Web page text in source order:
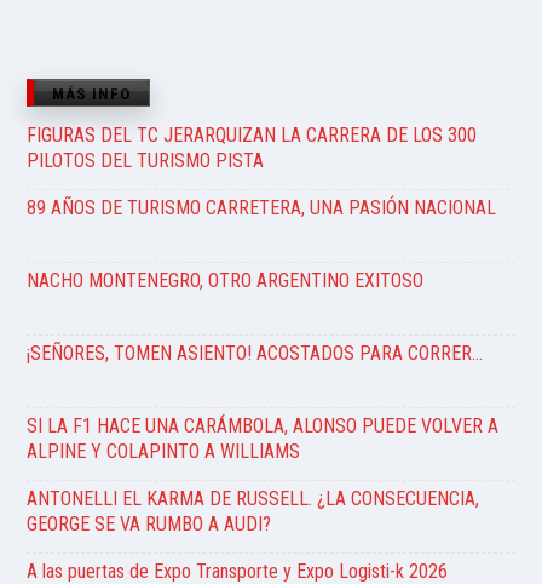
MÁS INFO
FIGURAS DEL TC JERARQUIZAN LA CARRERA DE LOS 300
PILOTOS DEL TURISMO PISTA
89 AÑOS DE TURISMO CARRETERA, UNA PASIÓN NACIONAL
NACHO MONTENEGRO, OTRO ARGENTINO EXITOSO
¡SEÑORES, TOMEN ASIENTO! ACOSTADOS PARA CORRER…
SI LA F1 HACE UNA CARÁMBOLA, ALONSO PUEDE VOLVER A
ALPINE Y COLAPINTO A WILLIAMS
ANTONELLI EL KARMA DE RUSSELL. ¿LA CONSECUENCIA,
GEORGE SE VA RUMBO A AUDI?
A las puertas de Expo Transporte y Expo Logisti-k 2026